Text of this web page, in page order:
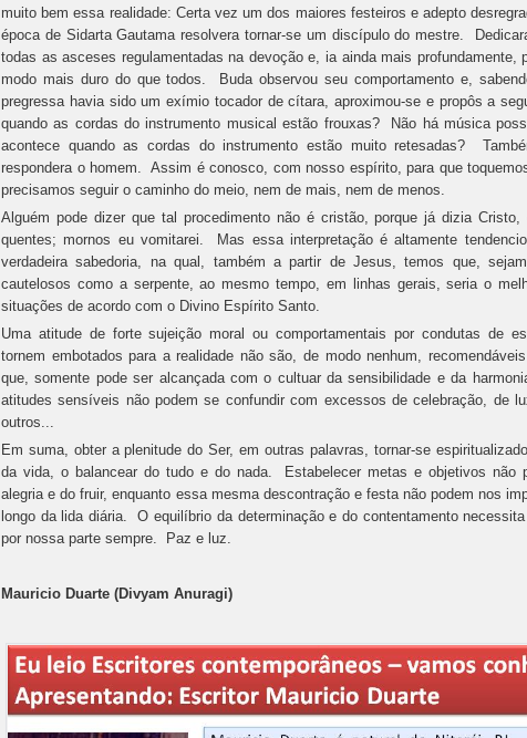
muito bem essa realidade: Certa vez um dos maiores festeiros e adepto
época de Sidarta Gautama resolvera tornar-se um discípulo do mestre.
todas as asceses regulamentadas na devoção e, ia ainda mais profundamente,
modo mais duro do que todos. Buda observou seu comportamento e,
pregressa havia sido um exímio tocador de cítara, aproximou-se e propôs a
quando as cordas do instrumento musical estão frouxas? Não há música
acontece quando as cordas do instrumento estão muito retesadas?
respondera o homem. Assim é conosco, com nosso espírito, para que
precisamos seguir o caminho do meio, nem de mais, nem de menos.
Alguém pode dizer que tal procedimento não é cristão, porque já dizia
quentes; mornos eu vomitarei. Mas essa interpretação é altamente
verdadeira sabedoria, na qual, também a partir de Jesus, temos que,
cautelosos como a serpente, ao mesmo tempo, em linhas gerais, seria o
situações de acordo com o Divino Espírito Santo.
Uma atitude de forte sujeição moral ou comportamentais por condutas de
tornem embotados para a realidade não são, de modo nenhum,
que, somente pode ser alcançada com o cultuar da sensibilidade e da
atitudes sensíveis não podem se confundir com excessos de celebração, de
outros...
Em suma, obter a plenitude do Ser, em outras palavras, tornar-se
da vida, o balancear do tudo e do nada. Estabelecer metas e objetivos não
alegria e do fruir, enquanto essa mesma descontração e festa não podem nos
longo da lida diária. O equilíbrio da determinação e do contentamento
por nossa parte sempre. Paz e luz.
Mauricio Duarte (Divyam Anuragi)